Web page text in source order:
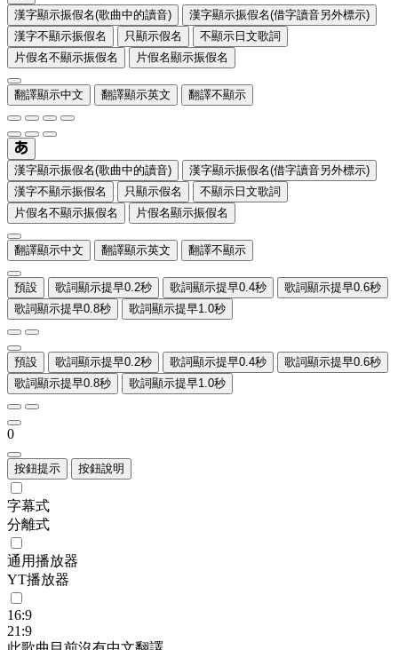
漢字顯示振假名(歌曲中的讀音)
漢字顯示振假名(借字讀音另外標示)
漢字不顯示振假名
只顯示假名
不顯示日文歌詞
片假名不顯示振假名
片假名顯示振假名
翻譯顯示中文 翻譯顯示英文 翻譯不顯示
漢字顯示振假名(歌曲中的讀音)
漢字顯示振假名(借字讀音另外標示)
漢字不顯示振假名
只顯示假名
不顯示日文歌詞
片假名不顯示振假名
片假名顯示振假名
翻譯顯示中文 翻譯顯示英文 翻譯不顯示
預設 歌詞顯示提早0.2秒 歌詞顯示提早0.4秒
歌詞顯示提早0.6秒
歌詞顯示提早0.8秒
歌詞顯示提早1.0秒
預設 歌詞顯示提早0.2秒 歌詞顯示提早0.4秒
歌詞顯示提早0.6秒
歌詞顯示提早0.8秒
歌詞顯示提早1.0秒
0
按鈕提示 按鈕說明
字幕式
分離式
通用播放器
YT播放器
16:9
21:9